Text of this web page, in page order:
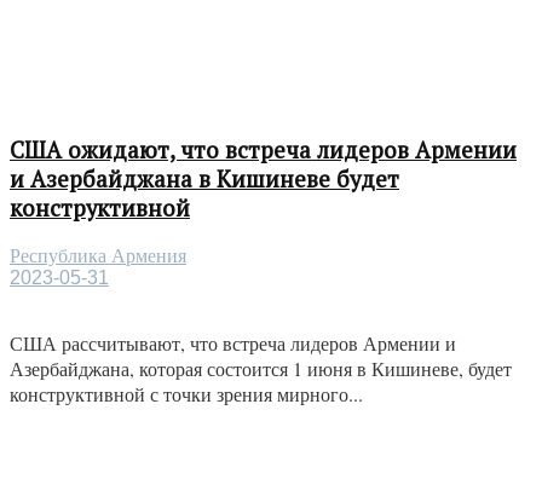
США ожидают, что встреча лидеров Армении
и Азербайджана в Кишиневе будет
конструктивной
Республика Армения
2023-05-31
США рассчитывают, что встреча лидеров Армении и
Азербайджана, которая состоится 1 июня в Кишиневе, будет
конструктивной с точки зрения мирного...